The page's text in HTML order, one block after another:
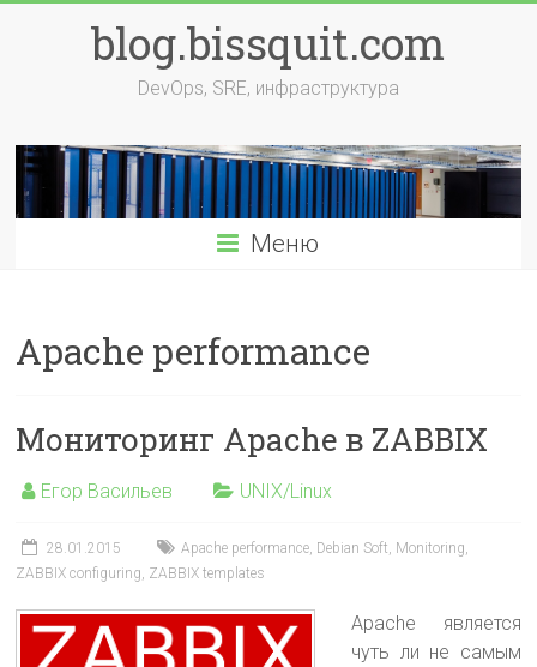
содержимомуblog.bissquit.com
DevOps, SRE, инфраструктура
Меню
Apache performance
Мониторинг Apache в ZABBIX
Егор Васильев UNIX/Linux
28.01.2015 Apache performance, Debian Soft, Monitoring,
ZABBIX configuring, ZABBIX templates
Apache является
чуть ли не самым